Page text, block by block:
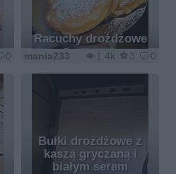
0
Racuchy drożdżowe
1.4k 3 0
mania233
Bułki drożdżowe z
kaszą gryczaną i
białym serem